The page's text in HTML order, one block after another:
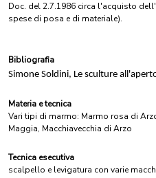
Doc. del 2.7.1986 circa l'acquisto
spese di posa e di materiale).
Bibliografia
Simone Soldini, Le sculture
Materia e tecnica
Vari tipi di marmo: Marmo rosa di
Maggia, Macchiavecchia di Arzo
Tecnica esecutiva
scalpello e levigatura con varie